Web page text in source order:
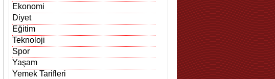
Ekonomi
Diyet
Eğitim
Teknoloji
Spor
Yaşam
Yemek Tarifleri